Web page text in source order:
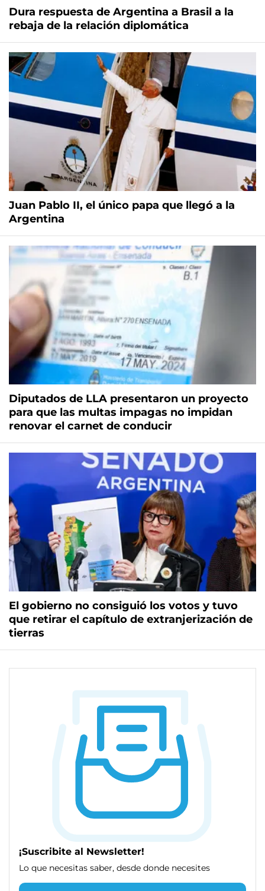
Dura respuesta de Argentina a Brasil a la
rebaja de la relación diplomática
Juan Pablo II, el único papa que llegó a la
Argentina
Diputados de LLA presentaron un proyecto
para que las multas impagas no impidan
renovar el carnet de conducir
El gobierno no consiguió los votos y tuvo
que retirar el capítulo de extranjerización de
tierras
¡Suscribite al Newsletter!
Lo que necesitas saber, desde donde necesites